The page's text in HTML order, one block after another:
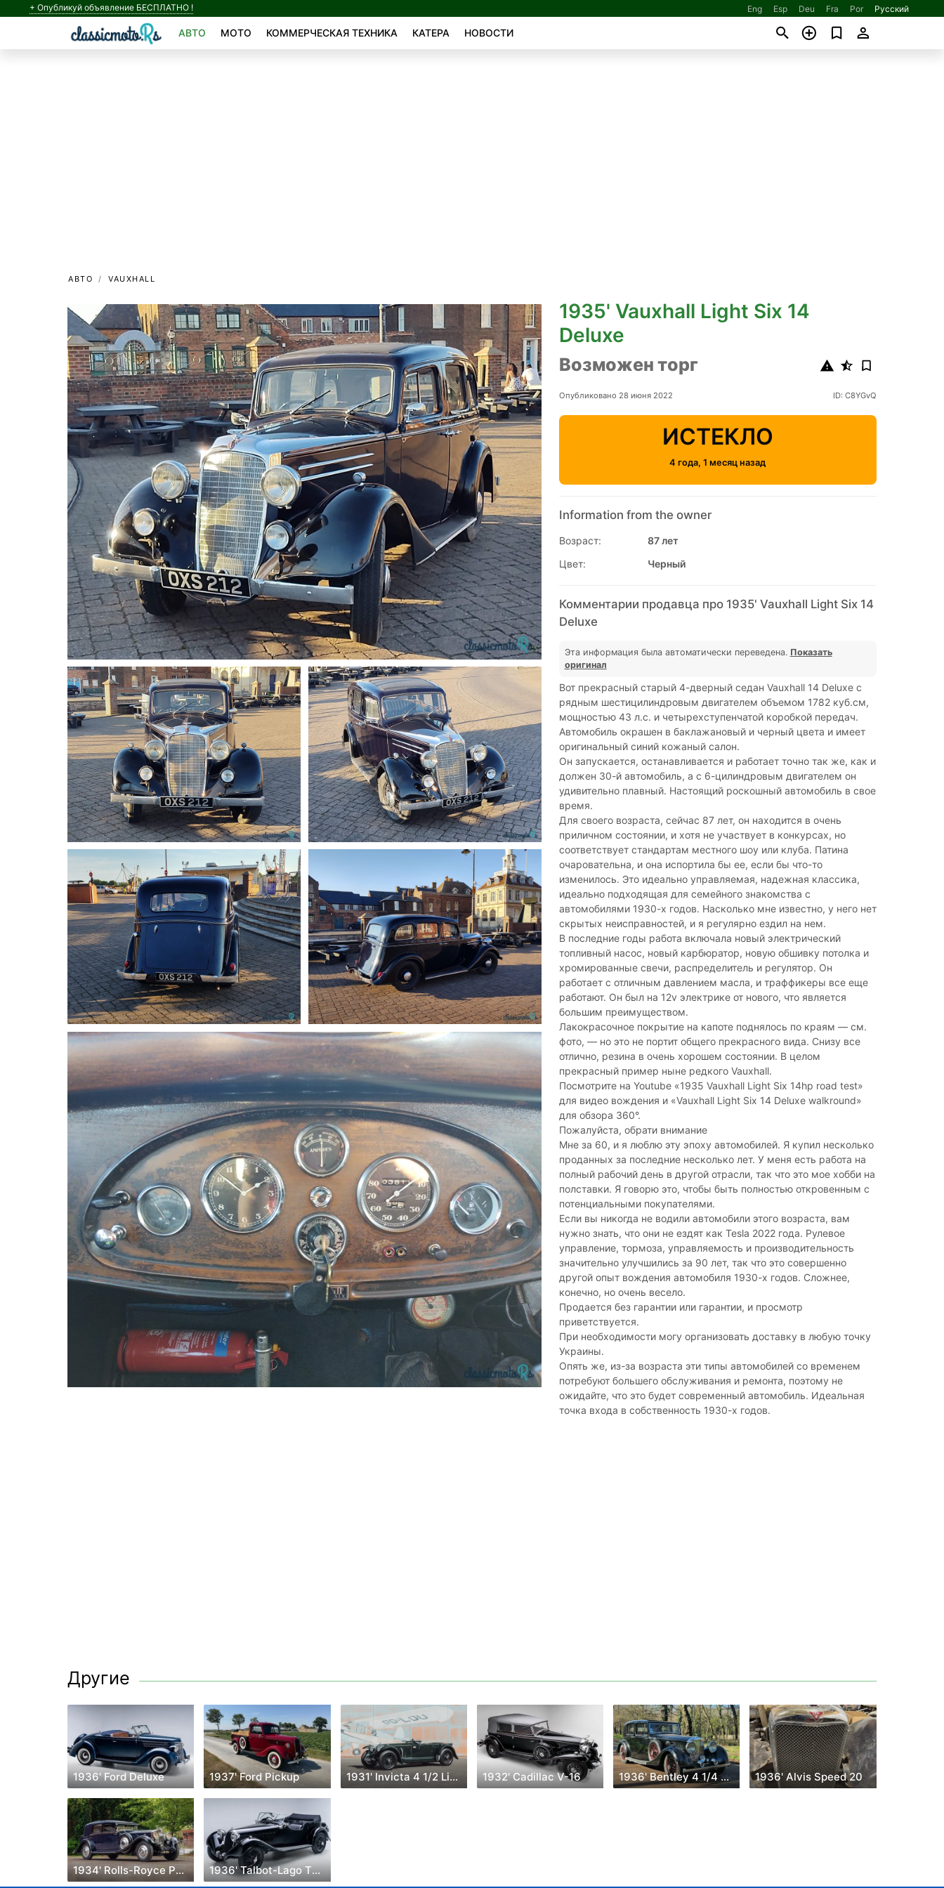
+ Опубликуй объявление БЕСПЛАТНО ! Eng Esp Deu Fra Por Русский
АВТО МОТО КОММЕРЧЕСКАЯ ТЕХНИКА КАТЕРА НОВОСТИ
АВТО VAUXHALL
1935' Vauxhall Light Six 14
Deluxe
Возможен торг
Опубликовано 28 июня 2022 ID: C8YGvQ
ИСТЕКЛО
4 года, 1 месяц назад
Information from the owner
Возраст:
87 лет
Цвет:
Черный
Комментарии продавца про 1935' Vauxhall Light Six 14
Deluxe
Эта информация была автоматически переведена. Показать
оригинал
Вот прекрасный старый 4-дверный седан Vauxhall 14 Deluxe с
рядным шестицилиндровым двигателем объемом 1782 куб.см,
мощностью 43 л.с. и четырехступенчатой ​​коробкой передач.
Автомобиль окрашен в баклажановый и черный цвета и имеет
оригинальный синий кожаный салон.
Он запускается, останавливается и работает точно так же, как и
должен 30-й автомобиль, а с 6-цилиндровым двигателем он
удивительно плавный. Настоящий роскошный автомобиль в свое
время.
Для своего возраста, сейчас 87 лет, он находится в очень
приличном состоянии, и хотя не участвует в конкурсах, но
соответствует стандартам местного шоу или клуба. Патина
очаровательна, и она испортила бы ее, если бы что-то
изменилось. Это идеально управляемая, надежная классика,
идеально подходящая для семейного знакомства с
автомобилями 1930-х годов. Насколько мне известно, у него нет
скрытых неисправностей, и я регулярно ездил на нем.
В последние годы работа включала новый электрический
топливный насос, новый карбюратор, новую обшивку потолка и
хромированные свечи, распределитель и регулятор. Он
работает с отличным давлением масла, и траффикеры все еще
работают. Он был на 12v электрике от нового, что является
большим преимуществом.
Лакокрасочное покрытие на капоте поднялось по краям — см.
фото, — но это не портит общего прекрасного вида. Снизу все
отлично, резина в очень хорошем состоянии. В целом
прекрасный пример ныне редкого Vauxhall.
Посмотрите на Youtube «1935 Vauxhall Light Six 14hp road test»
для видео вождения и «Vauxhall Light Six 14 Deluxe walkround»
для обзора 360°.
Пожалуйста, обрати внимание
Мне за 60, и я люблю эту эпоху автомобилей. Я купил несколько
проданных за последние несколько лет. У меня есть работа на
полный рабочий день в другой отрасли, так что это мое хобби на
полставки. Я говорю это, чтобы быть полностью откровенным с
потенциальными покупателями.
Если вы никогда не водили автомобили этого возраста, вам
нужно знать, что они не ездят как Tesla 2022 года. Рулевое
управление, тормоза, управляемость и производительность
значительно улучшились за 90 лет, так что это совершенно
другой опыт вождения автомобиля 1930-х годов. Сложнее,
конечно, но очень весело.
Продается без гарантии или гарантии, и просмотр
приветствуется.
При необходимости могу организовать доставку в любую точку
Украины.
Опять же, из-за возраста эти типы автомобилей со временем
потребуют большего обслуживания и ремонта, поэтому не
ожидайте, что это будет современный автомобиль. Идеальная
точка входа в собственность 1930-х годов.
Другие
1936' Ford Deluxe 1937' Ford Pickup 1931' Invicta 4 1/2 Litre 1932' Cadillac V-16 1936' Bentley 4 1/4 Litre 1936' Alvis Speed 20
1934' Rolls-Royce Phantom 1936' Talbot-Lago T120